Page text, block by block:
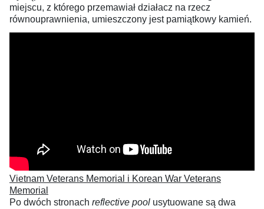
miejscu, z którego przemawiał działacz na rzecz
równouprawnienia, umieszczony jest pamiątkowy kamień.
Vietnam Veterans Memorial i Korean War Veterans
Memorial
Po dwóch stronach reflective pool usytuowane są dwa